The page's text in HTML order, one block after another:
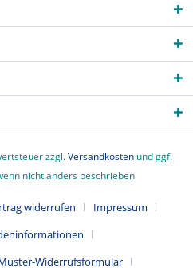
zzgl.Versandkosten und ggf.
nicht anders beschrieben
widerrufen
Impressum
Widerrufsformular